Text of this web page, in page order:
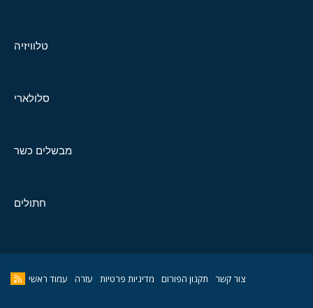
טלוויזיה
סלולארי
מבשלים כשר
חתולים
צור קשר תקנון הפורום מדיניות פרטיות עזרה עמוד ראשי